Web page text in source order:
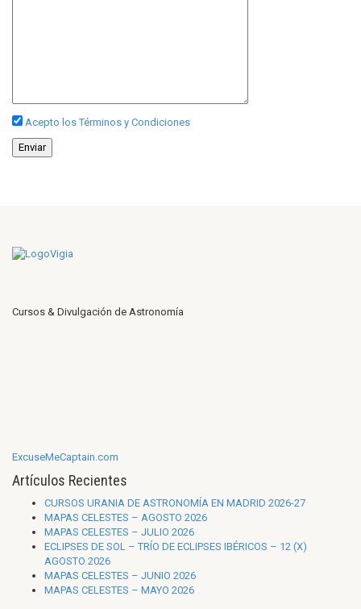
Acepto los Términos y Condiciones
Cursos & Divulgación de Astronomía
ExcuseMeCaptain.com
Artículos Recientes
CURSOS URANIA DE ASTRONOMÍA EN MADRID 2026-27
MAPAS CELESTES – AGOSTO 2026
MAPAS CELESTES – JULIO 2026
ECLIPSES DE SOL – TRÍO DE ECLIPSES IBÉRICOS – 12 (X)
AGOSTO 2026
MAPAS CELESTES – JUNIO 2026
MAPAS CELESTES – MAYO 2026